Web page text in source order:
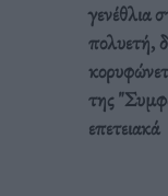
γενέθλια
πολυετή,
της
επετειακά